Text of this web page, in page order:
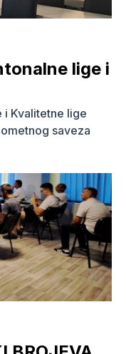
lige i
i Kvalitetne lige
saveza